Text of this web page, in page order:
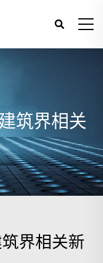
筑界相关
界相关新